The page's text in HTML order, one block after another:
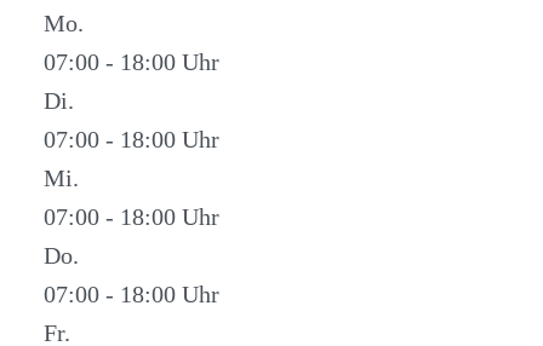
Mo.
07:00 - 18:00
Di.
07:00 - 18:00
Mi.
07:00 - 18:00
Do.
07:00 - 18:00
Fr.